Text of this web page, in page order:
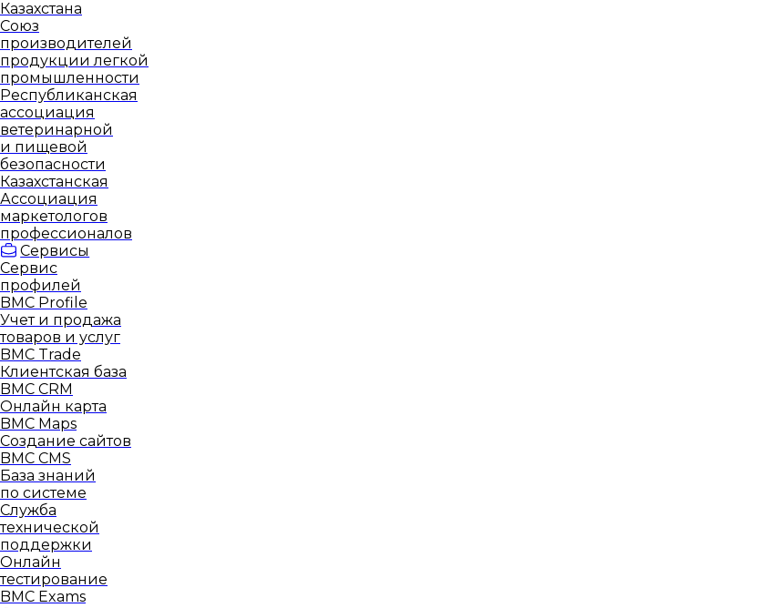
Казахстана
Союз
производителей
продукции легкой
промышленности
Республиканская
ассоциация
ветеринарной
и пищевой
безопасности
Казахстанская
Ассоциация
маркетологов
профессионалов
Сервисы
Сервис
профилей
BMC Profile
Учет и продажа
товаров и услуг
BMC Trade
Клиентская база
BMC CRM
Онлайн карта
BMC Maps
Создание сайтов
BMC CMS
База знаний
по системе
Служба
технической
поддержки
Онлайн
тестирование
BMC Exams